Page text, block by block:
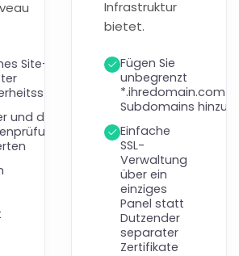
Site-Siegel
und detaillierter
Infrastruktur
bietet.
Fügen Sie
unbegrenzt
*.ihredomain.com-
Subdomains hinzu
Einfache
SSL-
Verwaltung
über ein
einziges
Panel statt
Dutzender
separater
Zertifikate